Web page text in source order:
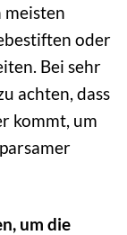
meisten
oder
Bei sehr
achten, dass
kommt, um
um die